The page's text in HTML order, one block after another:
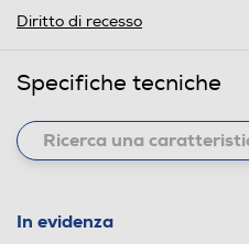
Diritto di recesso
Specifiche tecniche
In evidenza